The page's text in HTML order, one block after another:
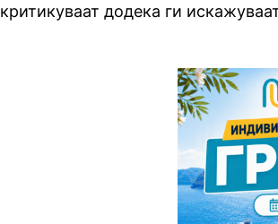
критикуваат додека ги